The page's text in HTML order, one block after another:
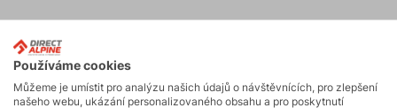
Aktivity
Používáme cookies
Můžeme je umístit pro analýzu našich údajů o návštěvnících, pro zlepšení
našeho webu, ukázání personalizovaného obsahu a pro poskytnutí